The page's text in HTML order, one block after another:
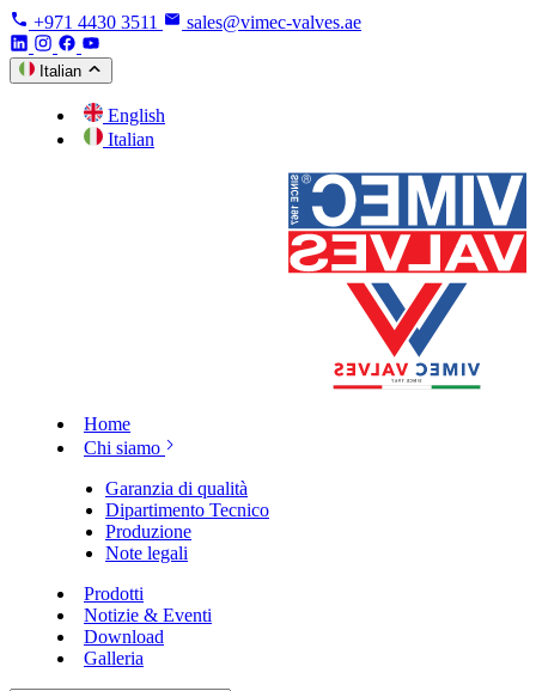
+971 4430 3511 sales@vimec-valves.ae
Italian
English
Italian
Home
Chi siamo
Garanzia di qualità
Dipartimento Tecnico
Produzione
Note legali
Prodotti
Notizie & Eventi
Download
Galleria